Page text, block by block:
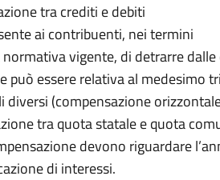
tra crediti e debiti
ai contribuenti, nei termini
vigente, di detrarre
e può essere relativa al medesimo
diversi (compensazione
tra quota statale e quota
devono riguardare
di interessi.